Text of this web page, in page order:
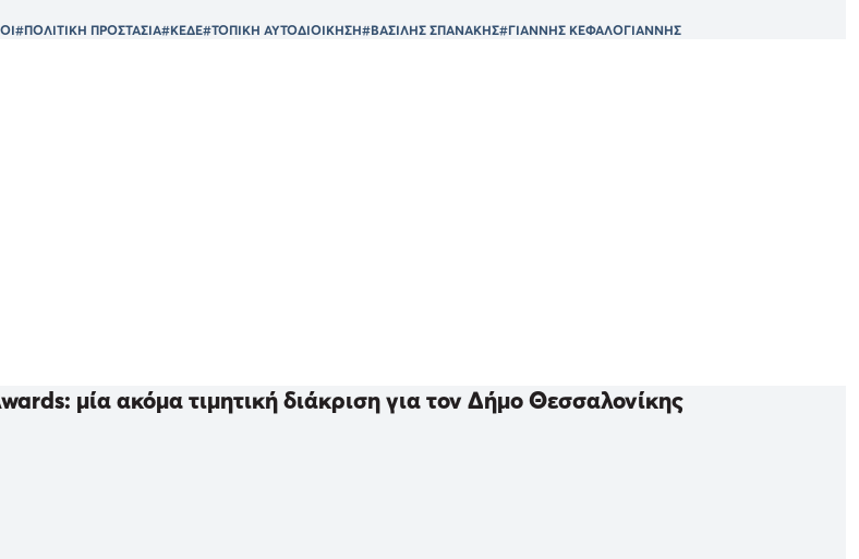
#ΠΟΛΙΤΙΚΗ ΠΡΟΣΤΑΣΙΑ#ΚΕΔΕ#ΤΟΠΙΚΗ ΑΥΤΟΔΙΟΙΚΗΣΗ#ΒΑΣΙΛΗΣ ΣΠΑΝΑΚΗΣ#ΓΙΑΝΝΗΣ ΚΕΦΑΛΟΓΙΑΝΝΗΣ
μία ακόμα τιμητική διάκριση για τον Δήμο Θεσσαλονίκης